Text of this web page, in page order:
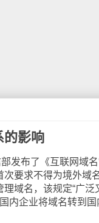
的影响
布了《互联网域名
要求不得为境外域
域名，该规定“广泛
内企业将域名转到